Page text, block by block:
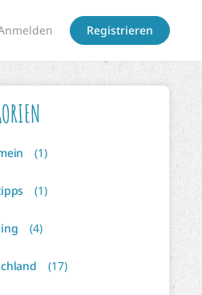
Registrieren
(1)
(1)
(4)
(17)